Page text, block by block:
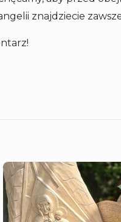
znajdziecie